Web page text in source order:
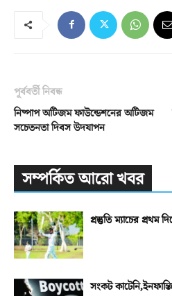
পূর্ববর্তী নিবন্ধ
নিষ্পাপ অটিজম ফাউন্ডেশনের অটিজম
সচেতনতা দিবস উদযাপন
সম্পর্কিত আরো খবর
প্রস্তুতি ম্যাচের প্রথম
সংকট